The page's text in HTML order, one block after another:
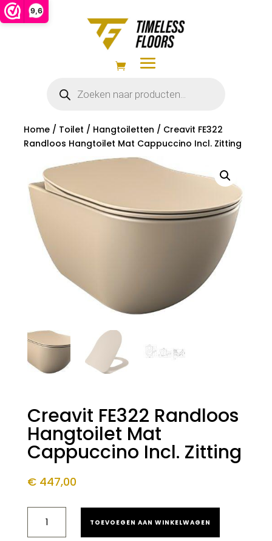
9,6
zoeken
Home/ Toilet / Hangtoiletten / Creavit FE322
Randloos Hangtoilet Mat Cappuccino Incl. Zitting
Creavit FE322 Randloos
Hangtoilet Mat
Cappuccino Incl. Zitting
€447,00
FE322
RANDLOOS
TOEVOEGEN AAN WINKELWAGEN